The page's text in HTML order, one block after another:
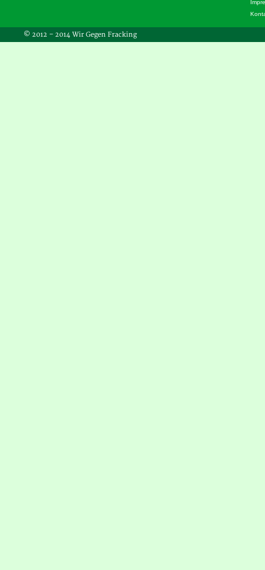
© 2012 – 2014 Wir Gegen Fracking